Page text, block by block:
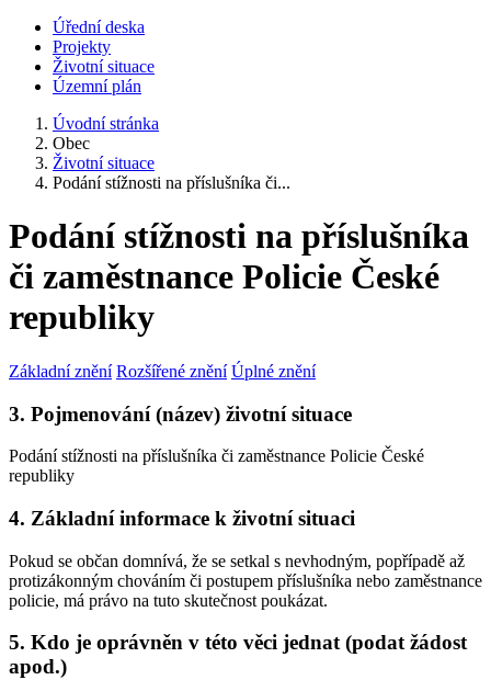
Úřední deska
Projekty
Životní situace
Územní plán
Úvodní stránka
Obec
Životní situace
Podání stížnosti na příslušníka či...
Podání stížnosti na příslušníka
či zaměstnance Policie České
republiky
Základní znění Rozšířené znění Úplné znění
3. Pojmenování (název) životní situace
Podání stížnosti na příslušníka či zaměstnance Policie České
republiky
4. Základní informace k životní situaci
Pokud se občan domnívá, že se setkal s nevhodným, popřípadě až
protizákonným chováním či postupem příslušníka nebo zaměstnance
policie, má právo na tuto skutečnost poukázat.
5. Kdo je oprávněn v této věci jednat (podat žádost
apod.)